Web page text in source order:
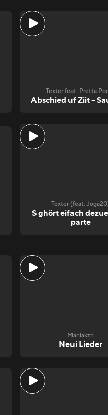
Texter feat. Pretta
Abschied uf Ziit –
Texter (feat.
S ghört eifach
parte
Maniakzh
Neui Lieder